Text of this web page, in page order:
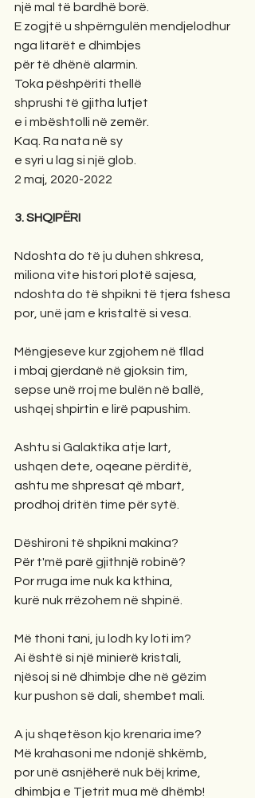
një mal të bardhë borë.
E zogjtë u shpërngulën mendjelodhur
nga litarët e dhimbjes
për të dhënë alarmin.
Toka pëshpëriti thellë
shprushi të gjitha lutjet
e i mbështolli në zemër.
Kaq. Ra nata në sy
e syri u lag si një glob.
2 maj, 2020-2022
3. SHQIPËRI
Ndoshta do të ju duhen shkresa,
miliona vite histori plotë sajesa,
ndoshta do të shpikni të tjera fshesa
por, unë jam e kristaltë si vesa.
Mëngjeseve kur zgjohem në fllad
i mbaj gjerdanë në gjoksin tim,
sepse unë rroj me bulën në ballë,
ushqej shpirtin e lirë papushim.
Ashtu si Galaktika atje lart,
ushqen dete, oqeane përditë,
ashtu me shpresat që mbart,
prodhoj dritën time për sytë.
Dëshironi të shpikni makina?
Për t'më parë gjithnjë robinë?
Por rruga ime nuk ka kthina,
kurë nuk rrëzohem në shpinë.
Më thoni tani, ju lodh ky loti im?
Ai është si një minierë kristali,
njësoj si në dhimbje dhe në gëzim
kur pushon së dali, shembet mali.
A ju shqetëson kjo krenaria ime?
Më krahasoni me ndonjë shkëmb,
por unë asnjëherë nuk bëj krime,
dhimbja e Tjetrit mua më dhëmb!